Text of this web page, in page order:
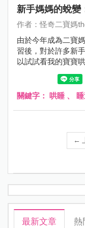
新手媽媽的蛻變
作者：怪奇二寶媽
由於今年成為二寶
習後，對於許多新
以試試看我的寶寶
關鍵字： 哄睡 、
←
最新文章 熱